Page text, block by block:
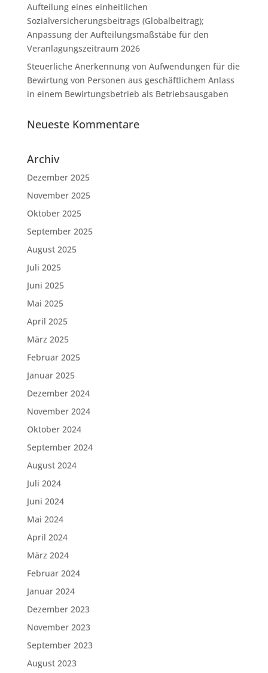
Aufteilung eines einheitlichen
Sozialversicherungsbeitrags (Globalbeitrag);
Anpassung der Aufteilungsmaßstäbe für den
Veranlagungszeitraum 2026
Steuerliche Anerkennung von Aufwendungen für die
Bewirtung von Personen aus geschäftlichem Anlass
in einem Bewirtungsbetrieb als Betriebsausgaben
Neueste Kommentare
Archiv
Dezember 2025
November 2025
Oktober 2025
September 2025
August 2025
Juli 2025
Juni 2025
Mai 2025
April 2025
März 2025
Februar 2025
Januar 2025
Dezember 2024
November 2024
Oktober 2024
September 2024
August 2024
Juli 2024
Juni 2024
Mai 2024
April 2024
März 2024
Februar 2024
Januar 2024
Dezember 2023
November 2023
September 2023
August 2023